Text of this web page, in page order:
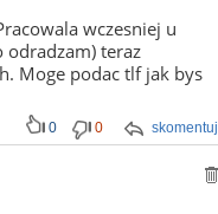
wczesniej u
odradzam) teraz
Moge podac tlf jak bys
skomentuj
0 0